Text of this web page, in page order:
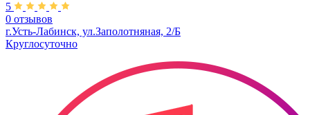
5
0 отзывов
г.Усть-Лабинск, ул.Заполотняная, 2/Б
Круглосуточно